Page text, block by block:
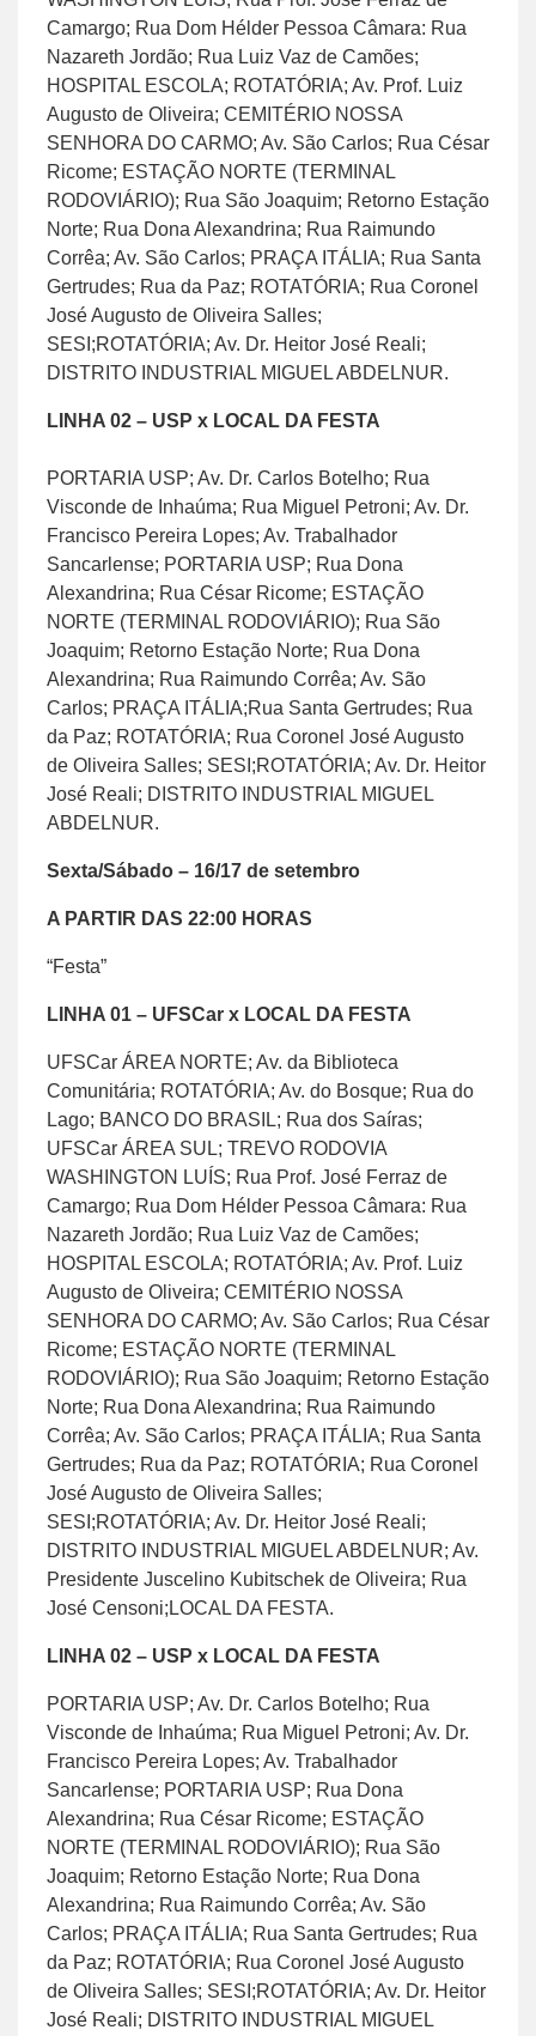
Camargo; Rua Dom Hélder Pessoa Câmara: Rua
Nazareth Jordão; Rua Luiz Vaz de Camões;
HOSPITAL ESCOLA; ROTATÓRIA; Av. Prof. Luiz
Augusto de Oliveira; CEMITÉRIO NOSSA
SENHORA DO CARMO; Av. São Carlos; Rua César
Ricome; ESTAÇÃO NORTE (TERMINAL
RODOVIÁRIO); Rua São Joaquim; Retorno Estação
Norte; Rua Dona Alexandrina; Rua Raimundo
Corrêa; Av. São Carlos; PRAÇA ITÁLIA; Rua Santa
Gertrudes; Rua da Paz; ROTATÓRIA; Rua Coronel
José Augusto de Oliveira Salles;
SESI;ROTATÓRIA; Av. Dr. Heitor José Reali;
DISTRITO INDUSTRIAL MIGUEL ABDELNUR.
LINHA 02 – USP x LOCAL DA FESTA
PORTARIA USP; Av. Dr. Carlos Botelho; Rua
Visconde de Inhaúma; Rua Miguel Petroni; Av. Dr.
Francisco Pereira Lopes; Av. Trabalhador
Sancarlense; PORTARIA USP; Rua Dona
Alexandrina; Rua César Ricome; ESTAÇÃO
NORTE (TERMINAL RODOVIÁRIO); Rua São
Joaquim; Retorno Estação Norte; Rua Dona
Alexandrina; Rua Raimundo Corrêa; Av. São
Carlos; PRAÇA ITÁLIA;Rua Santa Gertrudes; Rua
da Paz; ROTATÓRIA; Rua Coronel José Augusto
de Oliveira Salles; SESI;ROTATÓRIA; Av. Dr. Heitor
José Reali; DISTRITO INDUSTRIAL MIGUEL
ABDELNUR.
Sexta/Sábado – 16/17 de setembro
A PARTIR DAS 22:00 HORAS
“Festa”
LINHA 01 – UFSCar x LOCAL DA FESTA
UFSCar ÁREA NORTE; Av. da Biblioteca
Comunitária; ROTATÓRIA; Av. do Bosque; Rua do
Lago; BANCO DO BRASIL; Rua dos Saíras;
UFSCar ÁREA SUL; TREVO RODOVIA
WASHINGTON LUÍS; Rua Prof. José Ferraz de
Camargo; Rua Dom Hélder Pessoa Câmara: Rua
Nazareth Jordão; Rua Luiz Vaz de Camões;
HOSPITAL ESCOLA; ROTATÓRIA; Av. Prof. Luiz
Augusto de Oliveira; CEMITÉRIO NOSSA
SENHORA DO CARMO; Av. São Carlos; Rua César
Ricome; ESTAÇÃO NORTE (TERMINAL
RODOVIÁRIO); Rua São Joaquim; Retorno Estação
Norte; Rua Dona Alexandrina; Rua Raimundo
Corrêa; Av. São Carlos; PRAÇA ITÁLIA; Rua Santa
Gertrudes; Rua da Paz; ROTATÓRIA; Rua Coronel
José Augusto de Oliveira Salles;
SESI;ROTATÓRIA; Av. Dr. Heitor José Reali;
DISTRITO INDUSTRIAL MIGUEL ABDELNUR; Av.
Presidente Juscelino Kubitschek de Oliveira; Rua
José Censoni;LOCAL DA FESTA.
LINHA 02 – USP x LOCAL DA FESTA
PORTARIA USP; Av. Dr. Carlos Botelho; Rua
Visconde de Inhaúma; Rua Miguel Petroni; Av. Dr.
Francisco Pereira Lopes; Av. Trabalhador
Sancarlense; PORTARIA USP; Rua Dona
Alexandrina; Rua César Ricome; ESTAÇÃO
NORTE (TERMINAL RODOVIÁRIO); Rua São
Joaquim; Retorno Estação Norte; Rua Dona
Alexandrina; Rua Raimundo Corrêa; Av. São
Carlos; PRAÇA ITÁLIA; Rua Santa Gertrudes; Rua
da Paz; ROTATÓRIA; Rua Coronel José Augusto
de Oliveira Salles; SESI;ROTATÓRIA; Av. Dr. Heitor
José Reali; DISTRITO INDUSTRIAL MIGUEL